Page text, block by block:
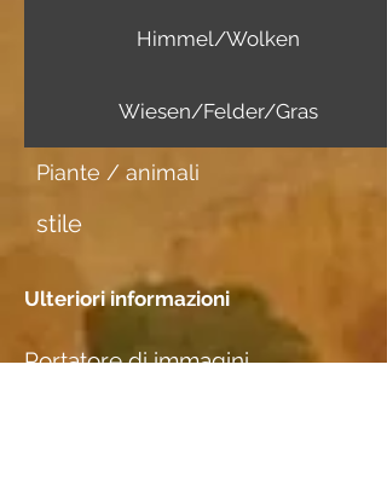
Himmel/Wolken
Wiesen/Felder/Gras
Piante / animali
stile
Ulteriori informazioni
Portatore di immagini